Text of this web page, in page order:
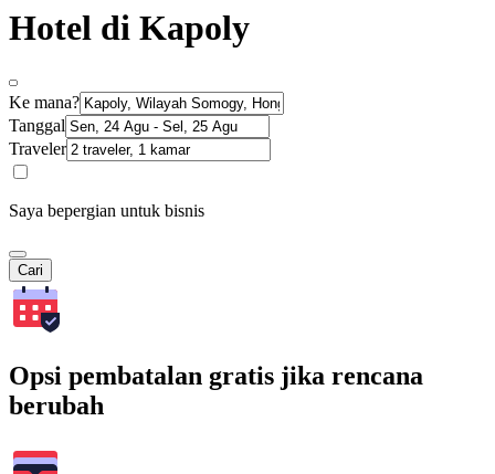
Hotel di Kapoly
Ke mana?
Tanggal
Traveler
Saya bepergian untuk bisnis
Cari
Opsi pembatalan gratis jika rencana
berubah